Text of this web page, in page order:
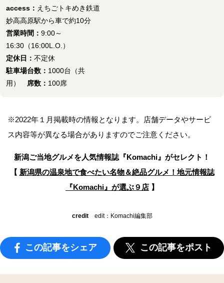
access： えちごトキめき鉄道
妙高高原駅から車で約10分
営業時間： 9:00～
16:30（16:00L.O.）
定休日： 不定休
駐車場台数： 1000台（共
用） 席数： 100席
※2022年１月掲載時の情報となります。店舗データやサービ
ス内容等が異なる場合がありますのでご注意ください。
新潟ご当地グルメを人気情報誌 『Komachi』がセレクト！
【 新潟県の温泉地で食べたい名物＆絶品グルメ！地元情報誌
『Komachi』が選ぶ９店 】
creditedit：Komachi編集部
この記事をシェア この記事をポスト